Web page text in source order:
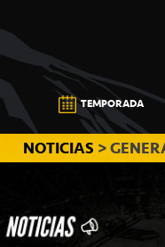
a
la
navegación
principal
al
contenido
principal
a
la
barra
lateral
principal
CB
CANARIAS
TEMPORADA
NOTICIAS >